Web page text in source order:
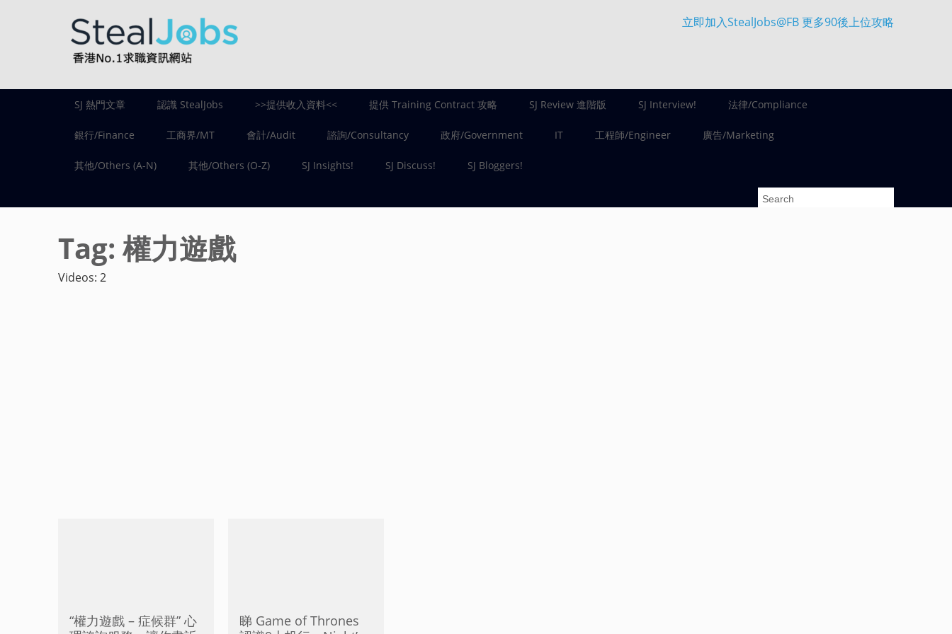
立即加入StealJobs@FB 更多90後上位攻略
SJ 熱門文章 認識 StealJobs >>提供收入資料<< 提供 Training Contract 攻略 SJ Review 進階版 SJ Interview! 法律/Compliance
銀行/Finance 工商界/MT 會計/Audit 諮詢/Consultancy 政府/Government IT 工程師/Engineer 廣告/Marketing
其他/Others (A-N) 其他/Others (O-Z) SJ Insights! SJ Discuss! SJ Bloggers!
Tag: 權力遊戲
Videos: 2
“權力遊戲 – 症候群” 心
睇 Game of Thrones